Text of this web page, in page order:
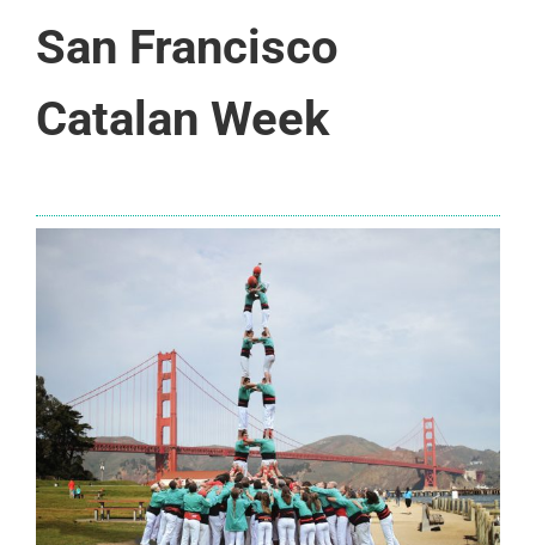
San Francisco
Catalan Week